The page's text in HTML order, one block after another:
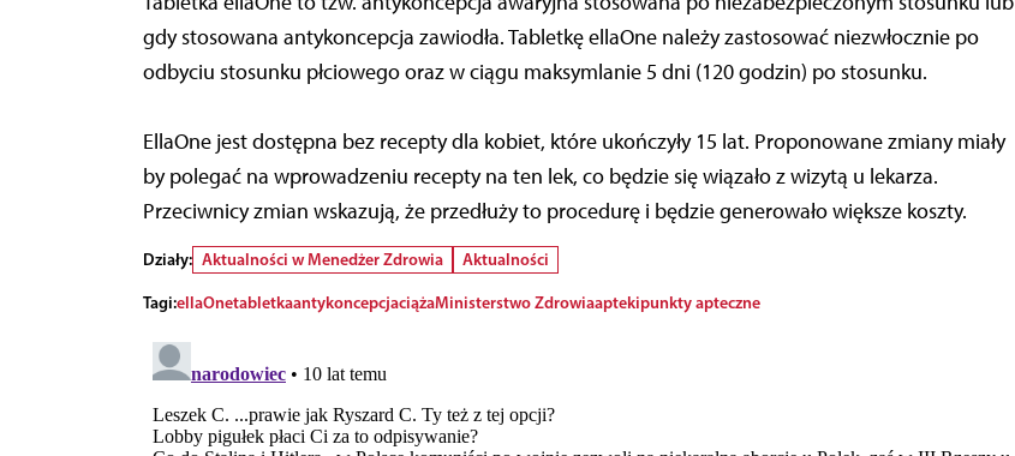
gdy stosowana antykoncepcja zawiodła. Tabletkę ellaOne należy zastosować niezwłocznie po
odbyciu stosunku płciowego oraz w ciągu maksymlanie 5 dni (120 godzin) po stosunku.
EllaOne jest dostępna bez recepty dla kobiet, które ukończyły 15 lat. Proponowane zmiany miały
by polegać na wprowadzeniu recepty na ten lek, co będzie się wiązało z wizytą u lekarza.
Przeciwnicy zmian wskazują, że przedłuży to procedurę i będzie generowało większe koszty.
Działy: Aktualności w Menedżer Zdrowia
Aktualności
Tagi:ellaOnetabletkaantykoncepcjaciążaMinisterstwo Zdrowiaaptekipunkty apteczne